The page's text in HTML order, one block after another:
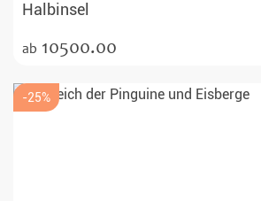
Halbinsel
ab 10500.00
-25%